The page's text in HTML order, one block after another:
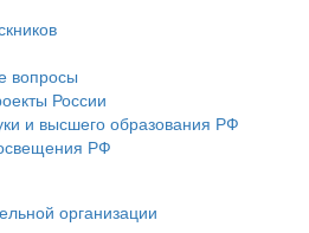
вопросы
России
и высшего образования РФ
РФ
организации